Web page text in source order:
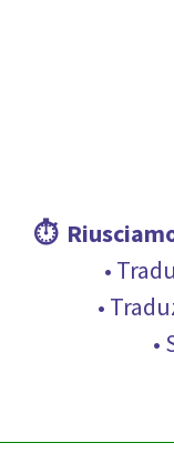
⏱
•
•
•